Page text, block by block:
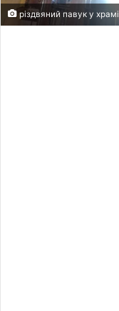
різдвяний павук у храмі